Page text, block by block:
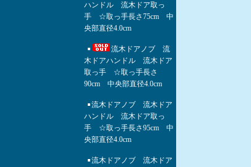
ハンドル 流木ドア取っ
手 ☆取っ手長さ75cm 中
央部直径4.0cm
流木ドアノブ 流
木ドアハンドル 流木ドア
取っ手 ☆取っ手長さ
90cm 中央部直径4.0cm
流木ドアノブ 流木ドア
ハンドル 流木ドア取っ
手 ☆取っ手長さ95cm 中
央部直径4.0cm
流木ドアノブ 流木ドア